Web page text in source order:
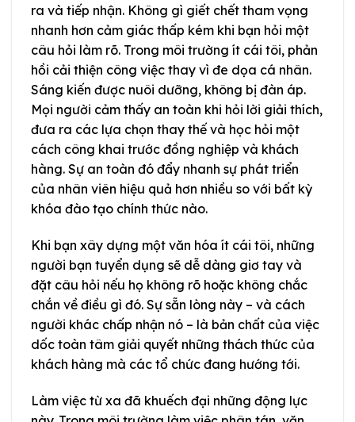
ra và tiếp nhận. Không gì giết chết tham vọng
nhanh hơn cảm giác thấp kém khi bạn hỏi một
câu hỏi làm rõ. Trong môi trường ít cái tôi, phản
hồi cải thiện công việc thay vì đe dọa cá nhân.
Sáng kiến được nuôi dưỡng, không bị đàn áp.
Mọi người cảm thấy an toàn khi hỏi lời giải thích,
đưa ra các lựa chọn thay thế và học hỏi một
cách công khai trước đồng nghiệp và khách
hàng. Sự an toàn đó đẩy nhanh sự phát triển
của nhân viên hiệu quả hơn nhiều so với bất kỳ
khóa đào tạo chính thức nào.
Khi bạn xây dựng một văn hóa ít cái tôi, những
người bạn tuyển dụng sẽ dễ dàng giơ tay và
đặt câu hỏi nếu họ không rõ hoặc không chắc
chắn về điều gì đó. Sự sẵn lòng này – và cách
người khác chấp nhận nó – là bản chất của việc
dốc toàn tâm giải quyết những thách thức của
khách hàng mà các tổ chức đang hướng tới.
Làm việc từ xa đã khuếch đại những động lực